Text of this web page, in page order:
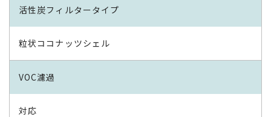
活性炭フィルタータイプ
粒状ココナッツシェル
VOC濾過
対応